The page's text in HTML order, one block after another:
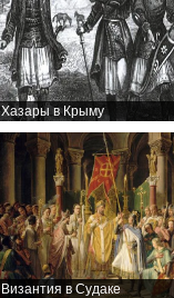
Хазары в Крыму
Византия в Судаке